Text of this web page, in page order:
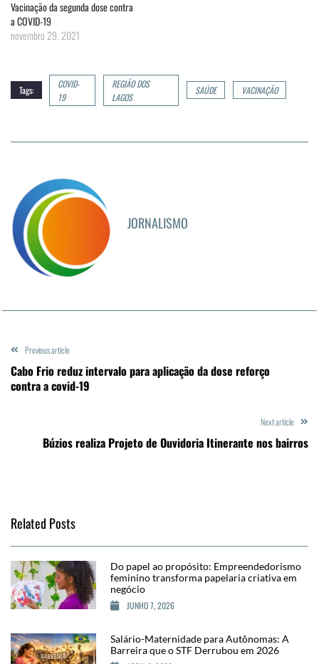
Vacinação da segunda dose contra
a COVID-19
novembro 29, 2021
Tags:
COVID-
19
REGIÃO DOS
LAGOS
SAÚDE VACINAÇÃO
JORNALISMO
Previous article
Cabo Frio reduz intervalo para aplicação da dose reforço
contra a covid-19
Next article
Búzios realiza Projeto de Ouvidoria Itinerante nos bairros
Related Posts
Do papel ao propósito: Empreendedorismo
feminino transforma papelaria criativa em
negócio
JUNHO 7, 2026
Salário-Maternidade para Autônomas: A
Barreira que o STF Derrubou em 2026